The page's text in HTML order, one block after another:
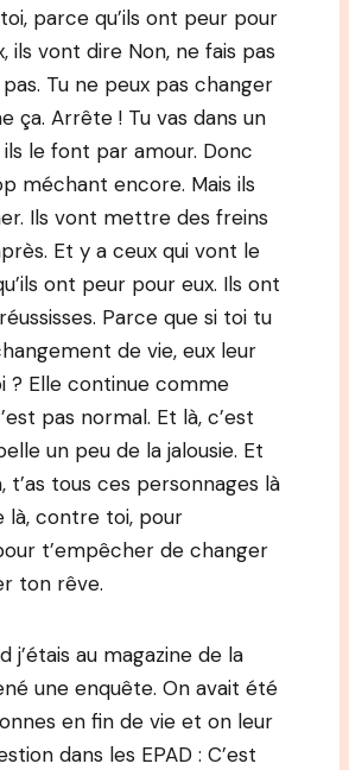
parce qu’ils ont peur pour
ils vont dire Non, ne fais pas
Tu ne peux pas changer
ça. Arrête ! Tu vas dans un
ils le font par amour. Donc
méchant encore. Mais ils
Ils vont mettre des freins
Et y a ceux qui vont le
ont peur pour eux. Ils ont
Parce que si toi tu
de vie, eux leur
? Elle continue comme
pas normal. Et là, c’est
un peu de la jalousie. Et
t’as tous ces personnages là
là, contre toi, pour
t’empêcher de changer
ton rêve.
j’étais au magazine de la
une enquête. On avait été
en fin de vie et on leur
dans les EPAD : C’est